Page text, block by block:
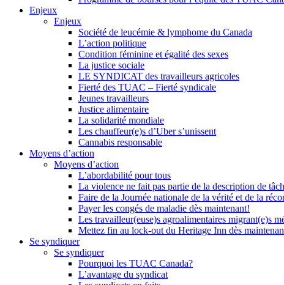
Enjeux
Enjeux
Société de leucémie & lymphome du Canada
L’action politique
Condition féminine et égalité des sexes
La justice sociale
LE SYNDICAT des travailleurs agricoles
Fierté des TUAC – Fierté syndicale
Jeunes travailleurs
Justice alimentaire
La solidarité mondiale
Les chauffeur(e)s d’Uber s’unissent
Cannabis responsable
Moyens d’action
Moyens d’action
L’abordabilité pour tous
La violence ne fait pas partie de la description de
Faire de la Journée nationale de la vérité et de la
Payer les congés de maladie dès maintenant!
Les travailleur(euse)s agroalimentaires migrant(e)s
Mettez fin au lock-out du Heritage Inn dès
Se syndiquer
Se syndiquer
Pourquoi les TUAC Canada?
L’avantage du syndicat